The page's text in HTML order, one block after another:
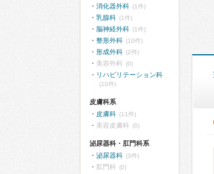
消化器外科 (1件)
乳腺科 (1件)
脳神経外科 (1件)
整形外科 (10件)
形成外科 (2件)
美容外科 (0)
リハビリテーション科
(10件)
皮膚科系
皮膚科 (11件)
美容皮膚科 (0)
泌尿器科・肛門科系
泌尿器科 (3件)
肛門科 (0)